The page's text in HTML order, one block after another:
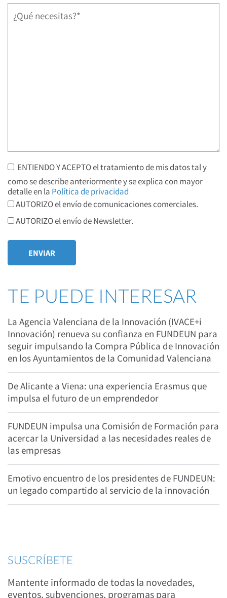
ENTIENDO Y ACEPTO el tratamiento de mis datos tal y
como se describe anteriormente y se explica con mayor
detalle en la Política de privacidad
AUTORIZO el envío de comunicaciones comerciales.
AUTORIZO el envío de Newsletter.
TE PUEDE INTERESAR
La Agencia Valenciana de la Innovación (IVACE+i
Innovación) renueva su confianza en FUNDEUN para
seguir impulsando la Compra Pública de Innovación
en los Ayuntamientos de la Comunidad Valenciana
De Alicante a Viena: una experiencia Erasmus que
impulsa el futuro de un emprendedor
FUNDEUN impulsa una Comisión de Formación para
acercar la Universidad a las necesidades reales de
las empresas
Emotivo encuentro de los presidentes de FUNDEUN:
un legado compartido al servicio de la innovación
SUSCRÍBETE
Mantente informado de todas la novedades,
eventos, subvenciones, programas para